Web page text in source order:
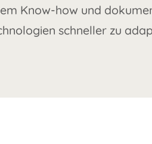
Know-how und
schneller zu